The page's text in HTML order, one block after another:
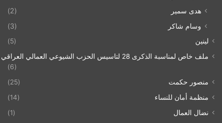
هدى سمير
(2)
وسام شاكر
(3)
لينين
(5)
ملف خاص لمناسبة الذكرى 28 لتاسيس الحزب الشيوعي العمالي العراقي 1993/07/21
(6)
منصور حكمت
(25)
منظمة أمان للنساء
(14)
نضال العمال
(1)